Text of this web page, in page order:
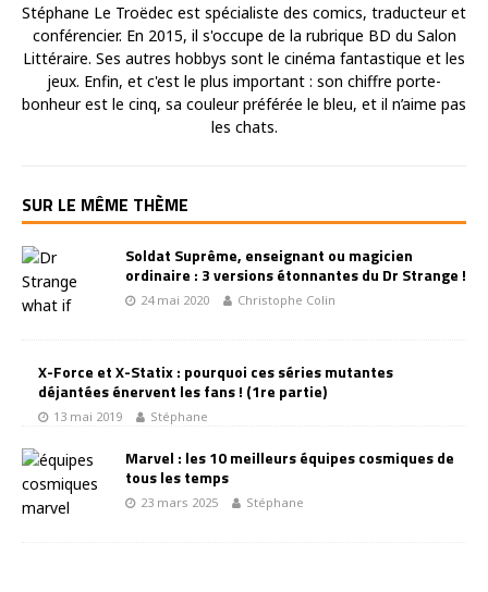
Stéphane Le Troëdec est spécialiste des comics, traducteur et
conférencier. En 2015, il s'occupe de la rubrique BD du Salon
Littéraire. Ses autres hobbys sont le cinéma fantastique et les
jeux. Enfin, et c'est le plus important : son chiffre porte-
bonheur est le cinq, sa couleur préférée le bleu, et il n’aime pas
les chats.
SUR LE MÊME THÈME
Soldat Suprême, enseignant ou magicien
ordinaire : 3 versions étonnantes du Dr Strange !
24 mai 2020 Christophe Colin
X-Force et X-Statix : pourquoi ces séries mutantes
déjantées énervent les fans ! (1re partie)
13 mai 2019 Stéphane
Marvel : les 10 meilleurs équipes cosmiques de
tous les temps
23 mars 2025 Stéphane